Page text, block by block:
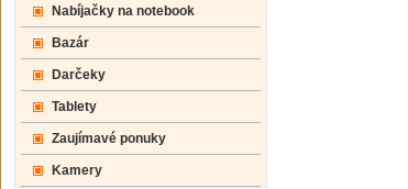
Nabíjačky na notebook
Bazár
Darčeky
Tablety
Zaujímavé ponuky
Kamery